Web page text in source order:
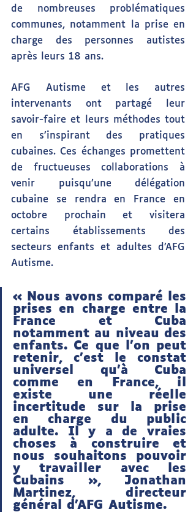
de nombreuses problématiques
communes, notamment la prise en
charge des personnes autistes
après leurs 18 ans.
AFG Autisme et les autres
intervenants ont partagé leur
savoir-faire et leurs méthodes tout
en s’inspirant des pratiques
cubaines. Ces échanges promettent
de fructueuses collaborations à
venir puisqu’une délégation
cubaine se rendra en France en
octobre prochain et visitera
certains établissements des
secteurs enfants et adultes d’AFG
Autisme.
« Nous avons comparé les
prises en charge entre la
France et Cuba
notamment au niveau des
enfants. Ce que l’on peut
retenir, c’est le constat
universel qu’à Cuba
comme en France, il
existe une réelle
incertitude sur la prise
en charge du public
adulte. Il y a de vraies
choses à construire et
nous souhaitons pouvoir
y travailler avec les
Cubains », Jonathan
Martinez, directeur
général d'AFG Autisme.